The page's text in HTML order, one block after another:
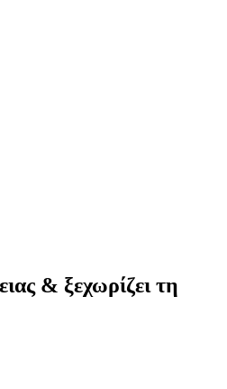
& ξεχωρίζει τη